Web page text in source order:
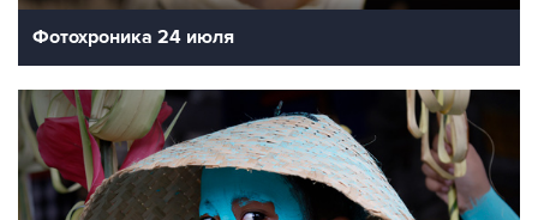
Фотохроника 24 июля